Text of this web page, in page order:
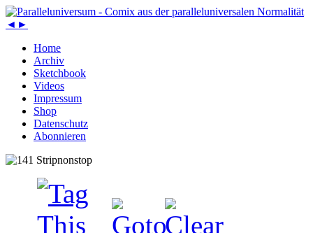
◄ ►
Home
Archiv
Sketchbook
Videos
Impressum
Shop
Datenschutz
Abonnieren